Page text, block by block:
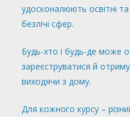
удосконалюють освітні
безлічі сфер.
Будь-хто і будь-де може
зареєструватися й
виходячи з дому.
Для кожного курсу –